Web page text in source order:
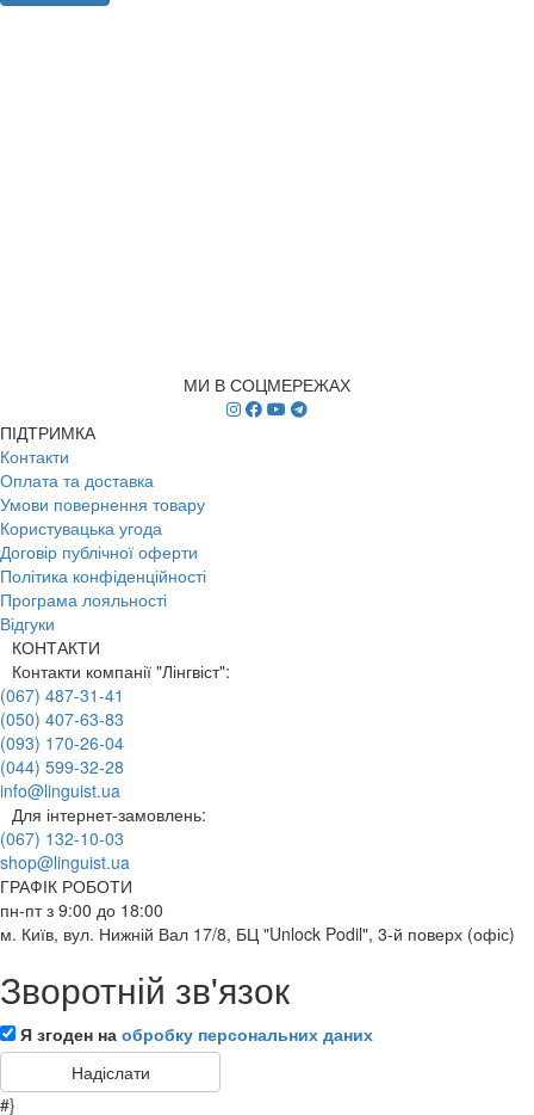
МИ В СОЦМЕРЕЖАХ
ПІДТРИМКА
Контакти
Оплата та доставка
Умови повернення товару
Користувацька угода
Договір публічної оферти
Політика конфіденційності
Програма лояльності
Відгуки
КОНТАКТИ
Контакти компанії "Лінгвіст":
(067) 487-31-41
(050) 407-63-83
(093) 170-26-04
(044) 599-32-28
info@linguist.ua
Для інтернет-замовлень:
(067) 132-10-03
shop@linguist.ua
ГРАФІК РОБОТИ
пн-пт з 9:00 до 18:00
м. Київ, вул. Нижній Вал 17/8, БЦ "Unlock Podil", 3-й поверх (офіс)
Зворотній зв'язок
Я згоден на обробку персональних даних
#}